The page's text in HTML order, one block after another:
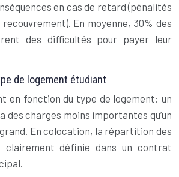
en cas de retard (pénalités
En moyenne, 30% des
des difficultés pour payer leur
de logement étudiant
en fonction du type de logement: un
des charges moins importantes qu’un
En colocation, la répartition des
définie dans un contrat